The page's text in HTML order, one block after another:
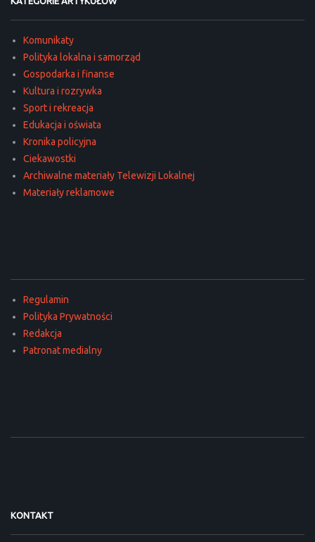
Komunikaty
Polityka lokalna i samorząd
Gospodarka i finanse
Kultura i rozrywka
Sport i rekreacja
Edukacja i oświata
Kronika policyjna
Ciekawostki
Archiwalne materiały Telewizji Lokalnej
Materiały reklamowe
Regulamin
Polityka Prywatności
Redakcja
Patronat medialny
KONTAKT